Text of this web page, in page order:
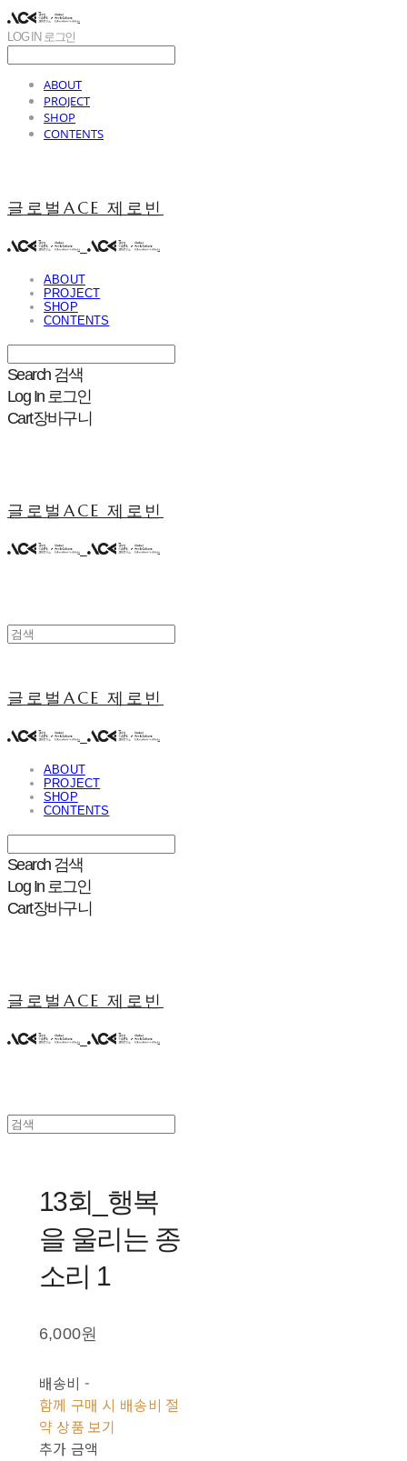
LOG IN 로그인
ABOUT
PROJECT
SHOP
CONTENTS
글로벌ACE 제로빈
ABOUT
PROJECT
SHOP
CONTENTS
Search 검색
Log In 로그인
Cart장바구니
글로벌ACE 제로빈
글로벌ACE 제로빈
ABOUT
PROJECT
SHOP
CONTENTS
Search 검색
Log In 로그인
Cart장바구니
글로벌ACE 제로빈
13회_행복
을 울리는 종
소리 1
6,000원
배송비 -
함께 구매 시 배송비 절
약 상품 보기
추가 금액